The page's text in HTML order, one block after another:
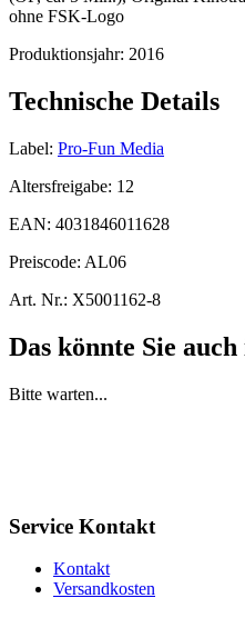
ohne FSK-Logo
Produktionsjahr: 2016
Technische Details
Label: Pro-Fun Media
Altersfreigabe: 12
EAN: 4031846011628
Preiscode: AL06
Art. Nr.: X5001162-8
Das könnte Sie
Bitte warten...
Service Kontakt
Kontakt
Versandkosten